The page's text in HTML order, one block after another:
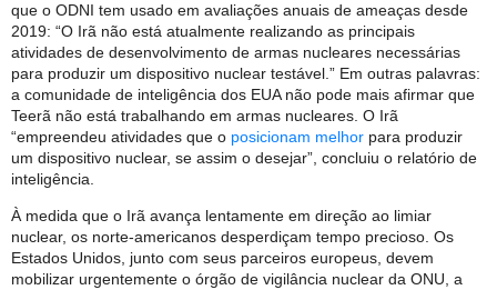
que o ODNI tem usado em avaliações anuais de ameaças desde
2019: “O Irã não está atualmente realizando as principais
atividades de desenvolvimento de armas nucleares necessárias
para produzir um dispositivo nuclear testável.” Em outras palavras:
a comunidade de inteligência dos EUA não pode mais afirmar que
Teerã não está trabalhando em armas nucleares. O Irã
“empreendeu atividades que o posicionam melhor para produzir
um dispositivo nuclear, se assim o desejar”, ​​concluiu o relatório de
inteligência.
À medida que o Irã avança lentamente em direção ao limiar
nuclear, os norte-americanos desperdiçam tempo precioso. Os
Estados Unidos, junto com seus parceiros europeus, devem
mobilizar urgentemente o órgão de vigilância nuclear da ONU, a